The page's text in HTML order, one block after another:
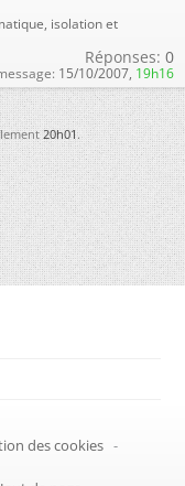
isolation et
Réponses: 0
15/10/2007, 19h16
20h01.
des cookies -